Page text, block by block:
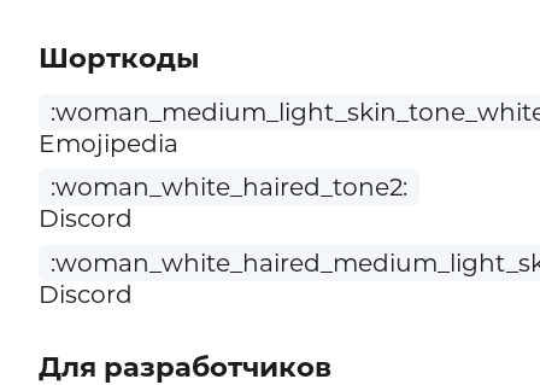
Шорткоды
Emojipedia
:woman_white_haired_tone2:
Discord
Discord
Для разработчиков